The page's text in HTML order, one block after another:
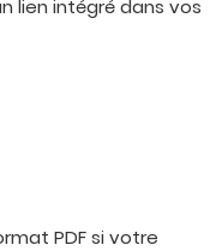
lien intégré dans vos
PDF si votre